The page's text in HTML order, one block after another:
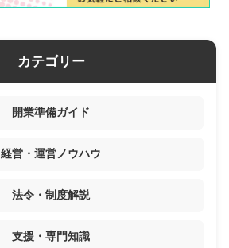
カテゴリー
開業準備ガイド
経営・運営ノウハウ
法令・制度解説
支援・専門知識